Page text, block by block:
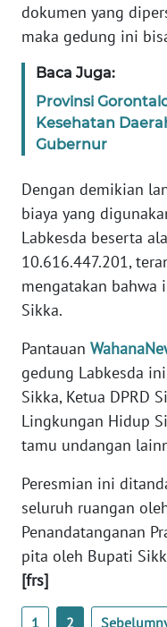
dokumen yang
maka gedung ini
Baca Juga:
Provinsi
Kesehatan
Gubernur
Dengan demikian
biaya yang
Labkesda beserta
10.616.447.201,
mengatakan bahwa
Sikka.
Pantauan
gedung Labkesda
Sikka, Ketua DPRD
Lingkungan Hidup
tamu undangan
Peresmian ini
seluruh ruangan
Penandatanganan
pita oleh Bupati
[frs]
1 2
WN
WN
SERAMBI
WN
SULTRA
WN
NTB
SULTENG
WN
SULBAR
WN
BABEL
WN
SUMBAR